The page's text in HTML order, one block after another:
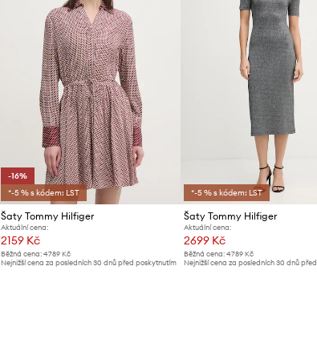
-16%
*-5 % s kódem: LST
Šaty Tommy Hilfiger
Aktuální cena:
2159 Kč
Běžná cena: 4789 Kč
Nejnižší cena za posledních 30 dnů před poskytnutím
*-5 % s kódem: LST
Šaty Tommy Hilfiger
Aktuální cena:
2699 Kč
Běžná cena: 4789 Kč
Nejnižší cena za posledních 30 dnů